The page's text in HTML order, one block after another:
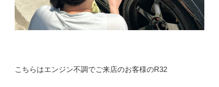
こちらはエンジン不調でご来店のお客様のR32